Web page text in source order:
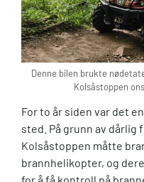
Denne bilen brukte
Kolsåstoppen
For to år siden var det
sted. På grunn av dårlig
Kolsåstoppen måtte
brannhelikopter, og